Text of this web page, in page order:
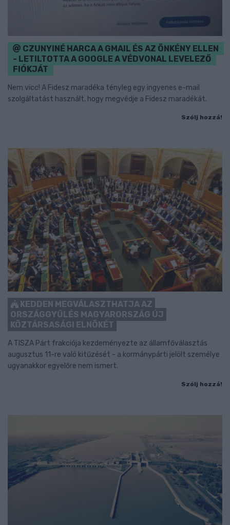
CZUNYINÉ HARCA A GMAIL ÉS AZ ÖNKÉNY ELLEN
- LETILTOTTA A GOOGLE A VÉDVONAL LEVELEZŐ
FIÓKJÁT
Nem vicc! A Fidesz maradéka tényleg egy ingyenes e-mail
szolgáltatást használt, hogy megvédje a Fidesz maradékát.
Szólj hozzá!
KEDDEN MEGVÁLASZTHATJA AZ
ORSZÁGGYŰLÉS MAGYARORSZÁG ÚJ
KÖZTÁRSASÁGI ELNÖKÉT
A TISZA Párt frakciója kezdeményezte az államfőválasztás
augusztus 11-re való kitűzését - a kormánypárti jelölt személye
ugyanakkor egyelőre nem ismert.
Szólj hozzá!